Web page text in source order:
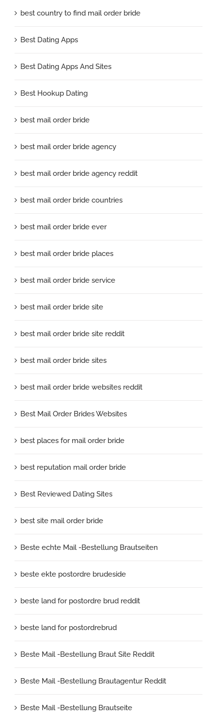
best country to find mail order bride
Best Dating Apps
Best Dating Apps And Sites
Best Hookup Dating
best mail order bride
best mail order bride agency
best mail order bride agency reddit
best mail order bride countries
best mail order bride ever
best mail order bride places
best mail order bride service
best mail order bride site
best mail order bride site reddit
best mail order bride sites
best mail order bride websites reddit
Best Mail Order Brides Websites
best places for mail order bride
best reputation mail order bride
Best Reviewed Dating Sites
best site mail order bride
Beste echte Mail -Bestellung Brautseiten
beste ekte postordre brudeside
beste land for postordre brud reddit
beste land for postordrebrud
Beste Mail -Bestellung Braut Site Reddit
Beste Mail -Bestellung Brautagentur Reddit
Beste Mail -Bestellung Brautseite